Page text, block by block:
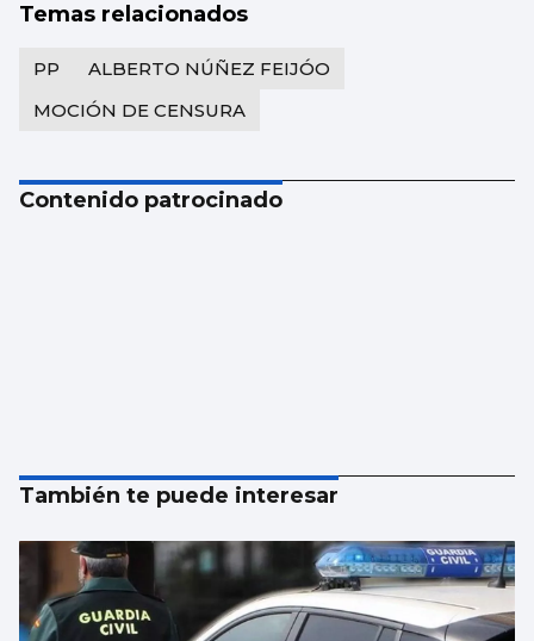
Temas relacionados
PP
ALBERTO NÚÑEZ FEIJÓO
MOCIÓN DE CENSURA
Contenido patrocinado
También te puede interesar